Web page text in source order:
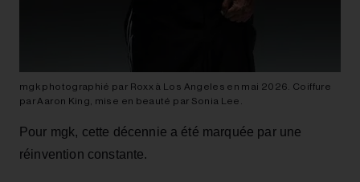
mgk photographié par Roxx à Los Angeles en mai 2026. Coiffure
par Aaron King, mise en beauté par Sonia Lee.
Pour mgk, cette décennie a été marquée par une
réinvention constante.